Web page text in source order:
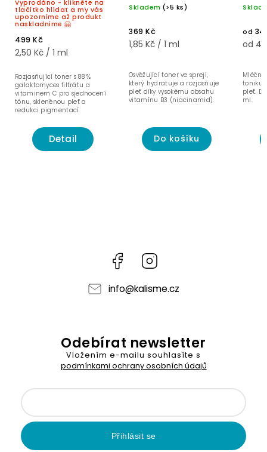
toner - 200 ml
Vyprodáno - klikněte na
tlačítko hlídat a my vás
upozorníme až produkt
naskladníme 🤗
499 Kč
2,50 Kč / 1 ml
Detail
Rozjasňující toner s 88 %
galaktomyces filtrátu a
vitaminem C pro sjednocení
tónu, skleněnou pleť a
redukci pigmentací.
Skladem (>5 ks)
369 Kč
1,85 Kč / 1 ml
Do košíku
Osvěžující toner ve spreji,
který hydratuje a rozjasňuje
pleť díky vysokému obsahu
vitamínu B3 (niacinamid).
pro
od
od
pleť.
ml.
Facebook
info@kalisme.cz
Odebírat newsletter
Vložením e-mailu souhlasíte s
podmínkami ochrany osobních údajů
Přihlásit se